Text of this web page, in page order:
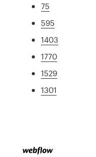
75
595
1403
1770
1529
1301